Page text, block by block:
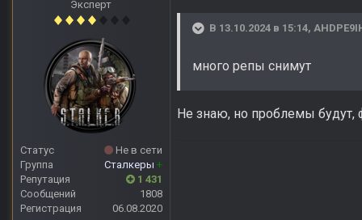
Эксперт
Статус
Не в сети
Группа
Сталкеры +
Репутация
1 431
Сообщений
1808
Регистрация
06.08.2020
В 13.10.2024 в 15:14,
много репы снимут
Не знаю, но проблемы будут,